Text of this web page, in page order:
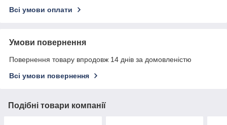
Всі умови оплати
Умови повернення
Повернення товару впродовж 14 днів за домовленістю
Всі умови повернення
Подібні товари компанії